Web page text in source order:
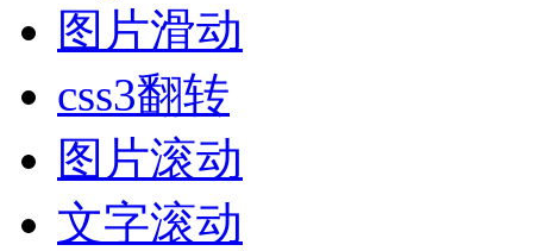
图片滑动
css3翻转
图片滚动
文字滚动